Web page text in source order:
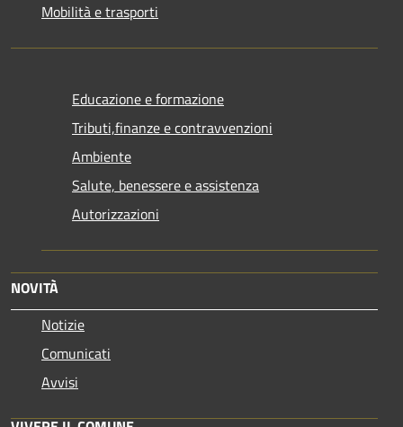
Mobilità e trasporti
Educazione e formazione
Tributi,finanze e contravvenzioni
Ambiente
Salute, benessere e assistenza
Autorizzazioni
NOVITÀ
Notizie
Comunicati
Avvisi